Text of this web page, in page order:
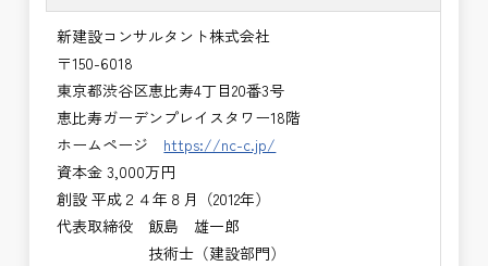
新建設コンサルタント株式会社
〒150-6018
東京都渋谷区恵比寿4丁目20番3号
恵比寿ガーデンプレイスタワー18階
ホームページ https://nc-c.jp/
資本金 3,000万円
創設 平成２４年８月（2012年）
代表取締役 飯島 雄一郎
技術士（建設部門）